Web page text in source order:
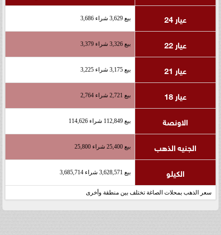
عيار 24
بيع 3,629 شراء 3,686
عيار 22 بيع 3,326 شراء 3,379
عيار 21 بيع 3,175 شراء 3,225
عيار 18 بيع 2,721 شراء 2,764
الاونصة بيع 112,849 شراء 114,626
الجنيه الذهب بيع 25,400 شراء 25,800
الكيلو بيع 3,628,571 شراء 3,685,714
سعر الذهب بمحلات الصاغة تختلف بين منطقة وأخرى